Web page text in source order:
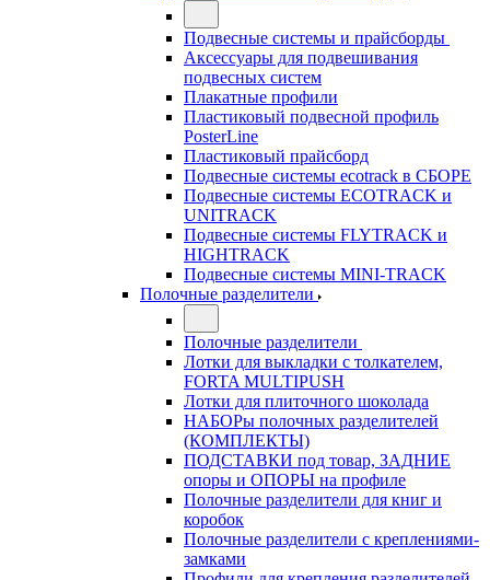
Подвесные системы и прайсборды
Аксессуары для подвешивания
подвесных систем
Плакатные профили
Пластиковый подвесной профиль
PosterLine
Пластиковый прайсборд
Подвесные системы ecotrack в СБОРЕ
Подвесные системы ECOTRACK и
UNITRACK
Подвесные системы FLYTRACK и
HIGHTRACK
Подвесные системы MINI-TRACK
Полочные разделители
Полочные разделители
Лотки для выкладки с толкателем,
FORTA MULTIPUSH
Лотки для плиточного шоколада
НАБОРы полочных разделителей
(КОМПЛЕКТЫ)
ПОДСТАВКИ под товар, ЗАДНИЕ
опоры и ОПОРЫ на профиле
Полочные разделители для книг и
коробок
Полочные разделители с креплениями-
замками